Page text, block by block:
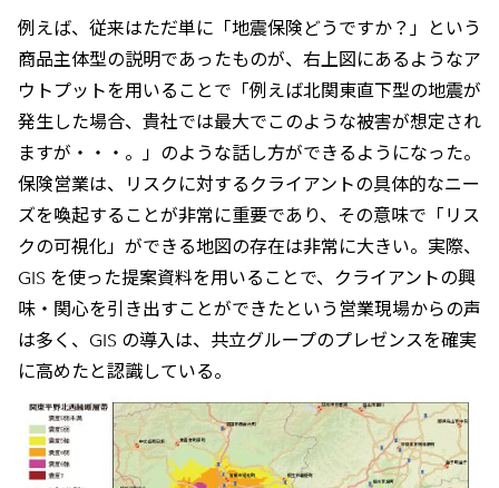
例えば、従来はただ単に「地震保険どうですか？」という
商品主体型の説明であったものが、右上図にあるようなア
ウトプットを用いることで「例えば北関東直下型の地震が
発生した場合、貴社では最大でこのような被害が想定され
ますが・・・。」のような話し方ができるようになった。
保険営業は、リスクに対するクライアントの具体的なニー
ズを喚起することが非常に重要であり、その意味で「リス
クの可視化」ができる地図の存在は非常に大きい。実際、
GIS を使った提案資料を用いることで、クライアントの興
味・関心を引き出すことができたという営業現場からの声
は多く、GIS の導入は、共立グループのプレゼンスを確実
に高めたと認識している。